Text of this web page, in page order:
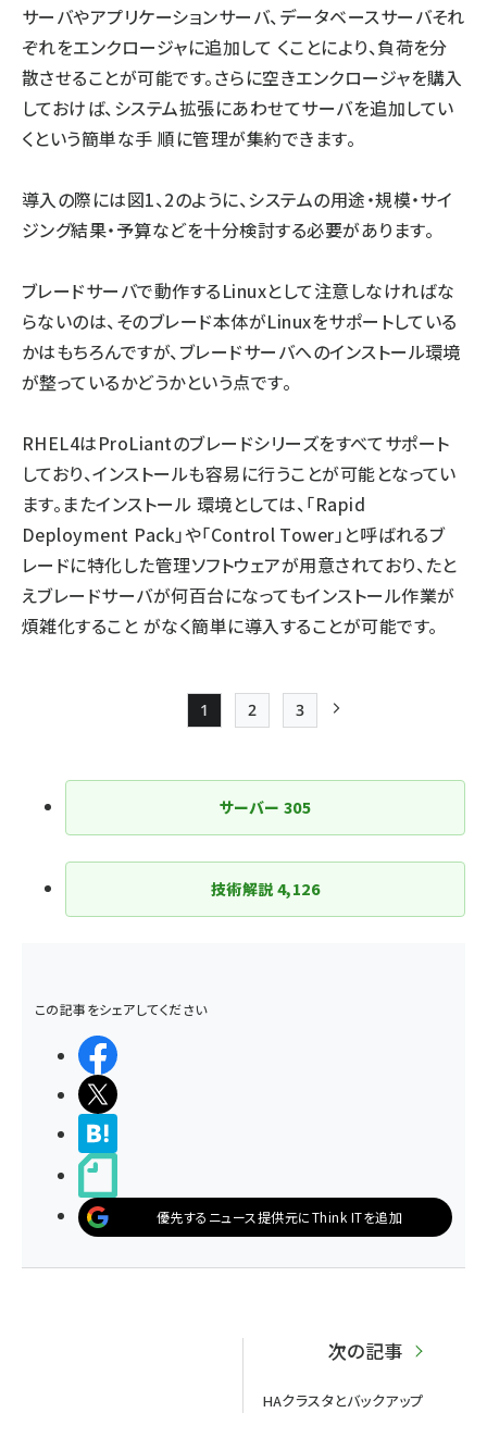
サーバやアプリケーションサーバ、データベースサーバそれ
ぞれをエンクロージャに追加して くことにより、負荷を分
散させることが可能です。さらに空きエンクロージャを購入
しておけば、システム拡張にあわせてサーバを追加してい
くという簡単な手 順に管理が集約できます。
導入の際には図1、2のように、システムの用途・規模・サイ
ジング結果・予算などを十分検討する必要があります。
ブレードサーバで動作するLinuxとして注意しなければな
らないのは、そのブレード本体がLinuxをサポートしている
かはもちろんですが、ブレードサーバへのインストール環境
が整っているかどうかという点です。
RHEL4はProLiantのブレードシリーズをすべてサポート
しており、インストールも容易に行うことが可能となってい
ます。またインストール 環境としては、「Rapid
Deployment Pack」や「Control Tower」と呼ばれるブ
レードに特化した管理ソフトウェアが用意されており、たと
えブレードサーバが何百台になってもインストール作業が
煩雑化すること がなく簡単に導入することが可能です。
ジ
送
り
Page
1
Page
2
Page
3
サーバー 305
技術解説 4,126
この記事をシェアしてください
優先するニュース提供元にThink ITを追加
次の記事
HAクラスタとバックアップ